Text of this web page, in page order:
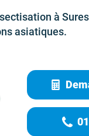
à
asiatiques.